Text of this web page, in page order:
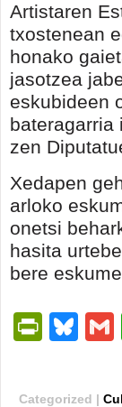
Artistaren
txostenean
honako
jasotzea
eskubideen
bateragarria
zen
Xedapen
arloko
onetsi
hasita
bere
Categorized |